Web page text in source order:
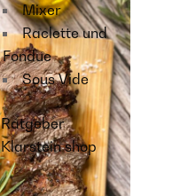
Mixer
Raclette und
Fondue
Sous Vide
Ratgeber
Klarstein shop